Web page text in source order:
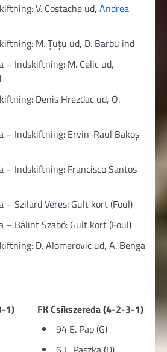
V. Costache ud, Andrea
M. Țuțu ud, D. Barbu ind
– Indskiftning: M. Celic ud,
Denis Hrezdac ud, O.
– Indskiftning: Ervin-Raul Bakoș
– Indskiftning: Francisco Santos
– Szilard Veres: Gult kort (Foul)
– Bálint Szabó: Gult kort (Foul)
D. Alomerovic ud, A. Benga
1)
FK Csíkszereda (4-2-3-1)
94 E. Pap (G)